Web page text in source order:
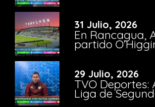
31 Julio, 2026
En Rancagua,
partido
29 Julio, 2026
TVO Deportes:
Liga de